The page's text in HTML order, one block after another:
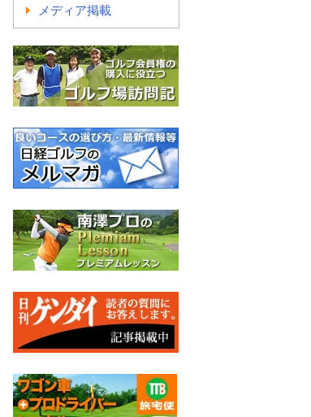
メディア掲載